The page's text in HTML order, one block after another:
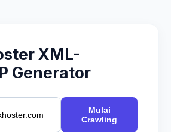
XML-
Generator
Mulai
Crawling